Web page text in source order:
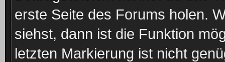
erste Seite des Forums holen.
siehst, dann ist die Funktion
letzten Markierung ist nicht